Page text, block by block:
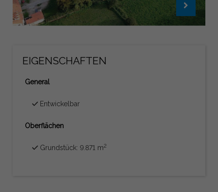
EIGENSCHAFTEN
General
Entwickelbar
Oberflächen
Grundstück: 9.871 m2